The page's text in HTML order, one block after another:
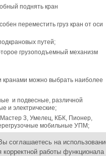
поднять кран
переместить груз кран от оси
путей;
грузоподъемный механизм
кранами можно выбрать наиболее
и подвесные, различной
и электрические;
3, Умелец, КБК, Пионер,
мобильные УПМ;
подъема, ручные и
соглашаетесь на
работы функционала